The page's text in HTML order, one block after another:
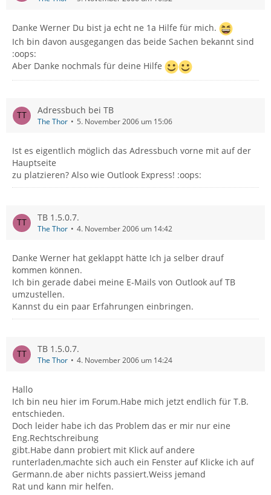
Danke Werner Du bist ja echt ne 1a Hilfe für mich.
Ich bin davon ausgegangen das beide Sachen bekannt sind
:oops:
Aber Danke nochmals für deine Hilfe
Adressbuch bei TB
The Thor 5. November 2006 um 15:06
Ist es eigentlich möglich das Adressbuch vorne mit auf der
Hauptseite
zu platzieren? Also wie Outlook Express! :oops:
TB 1.5.0.7.
The Thor 4. November 2006 um 14:42
Danke Werner hat geklappt hätte Ich ja selber drauf
kommen können.
Ich bin gerade dabei meine E-Mails von Outlook auf TB
umzustellen.
Kannst du ein paar Erfahrungen einbringen.
TB 1.5.0.7.
The Thor 4. November 2006 um 14:24
Hallo
Ich bin neu hier im Forum.Habe mich jetzt endlich für T.B.
entschieden.
Doch leider habe ich das Problem das er mir nur eine
Eng.Rechtschreibung
gibt.Habe dann probiert mit Klick auf andere
runterladen,machte sich auch ein Fenster auf Klicke ich auf
Germann.de aber nichts passiert.Weiss jemand
Rat und kann mir helfen.